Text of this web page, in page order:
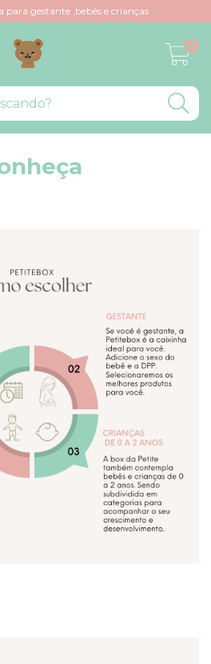
para gestante ,bebês e crianças
0